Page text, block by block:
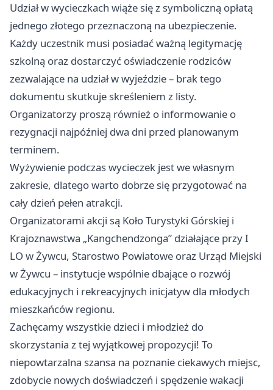
Udział w wycieczkach wiąże się z symboliczną opłatą
jednego złotego przeznaczoną na ubezpieczenie.
Każdy uczestnik musi posiadać ważną legitymację
szkolną oraz dostarczyć oświadczenie rodziców
zezwalające na udział w wyjeździe – brak tego
dokumentu skutkuje skreśleniem z listy.
Organizatorzy proszą również o informowanie o
rezygnacji najpóźniej dwa dni przed planowanym
terminem.
Wyżywienie podczas wycieczek jest we własnym
zakresie, dlatego warto dobrze się przygotować na
cały dzień pełen atrakcji.
Organizatorami akcji są Koło Turystyki Górskiej i
Krajoznawstwa „Kangchendzonga” działające przy I
LO w Żywcu, Starostwo Powiatowe oraz Urząd Miejski
w Żywcu – instytucje wspólnie dbające o rozwój
edukacyjnych i rekreacyjnych inicjatyw dla młodych
mieszkańców regionu.
Zachęcamy wszystkie dzieci i młodzież do
skorzystania z tej wyjątkowej propozycji! To
niepowtarzalna szansa na poznanie ciekawych miejsc,
zdobycie nowych doświadczeń i spędzenie wakacji